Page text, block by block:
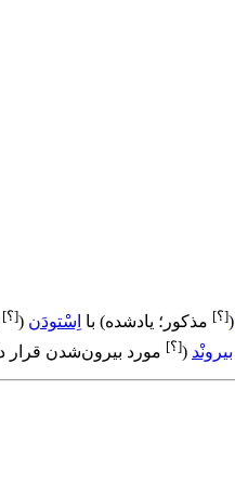
([؟] مذکور؛ یادشده) با اِسْتودَن ([؟]
بیرونْد ([؟] مورد بیرون‌شدن قرار